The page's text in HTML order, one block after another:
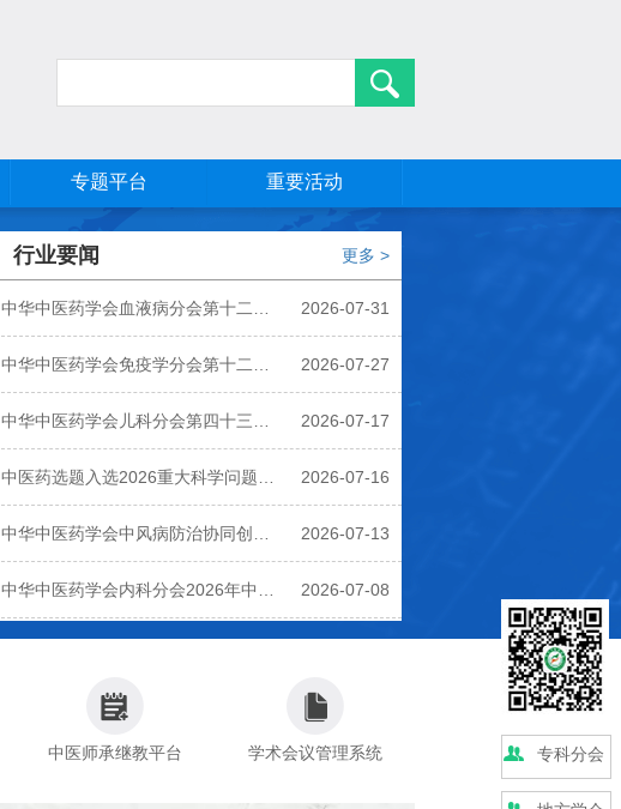
专题平台 重要活动
行业要闻 更多 >
中华中医药学会血液病分会第十二次
学术年会在北京顺利召开
2026-07-31
中华中医药学会免疫学分会第十二次
学术会议在济南顺利召开
2026-07-27
中华中医药学会儿科分会第四十三次
学术年会在大连顺利召开
2026-07-17
中医药选题入选2026重大科学问题、
工程技术难题和产业技术问题
2026-07-16
中华中医药学会中风病防治协同创新
共同体2026年学术年会在西安召开
2026-07-13
中华中医药学会内科分会2026年中医
药交叉创新青年论坛在厦门市成功举
2026-07-08
中医师承继教平台 学术会议管理系统 专科分会